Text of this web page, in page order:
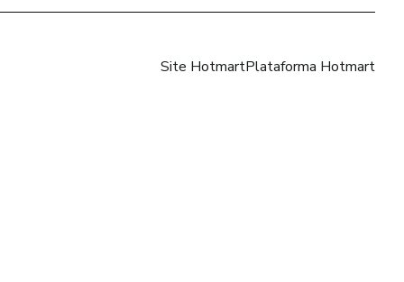
Site HotmartPlataforma Hotmart